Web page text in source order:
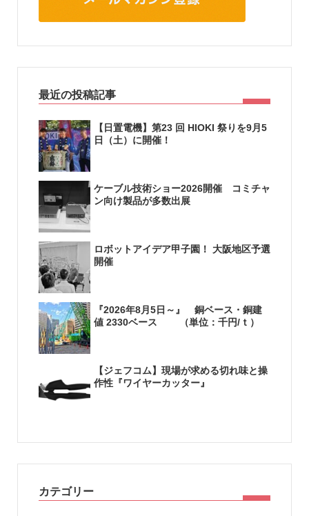
最近の投稿記事
【日置電機】第23 回 HIOKI 祭りを9月5
日（土）に開催！
ケーブル技術ショー2026開催 コミチャ
ン向け製品が多数出展
ロボットアイデア甲子園！ 大阪地区予選
開催
『2026年8月5日～』 銅ベース・銅建
値 2330ベース （単位：千円/ｔ）
【ジェフコム】現場が求める切れ味と操
作性『ワイヤーカッター』
カテゴリー